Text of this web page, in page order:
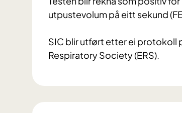
utpustevolum på eitt sekund
SIC blir utført etter ei protokoll
Respiratory Society (ERS).